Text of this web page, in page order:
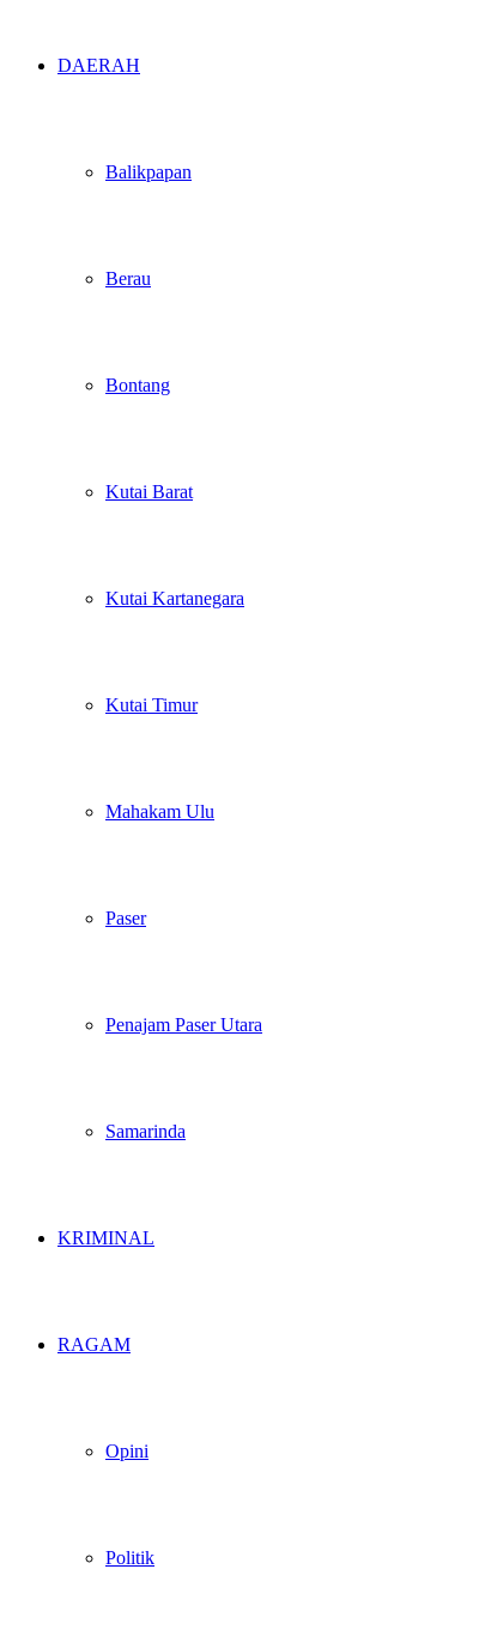
DAERAH
Balikpapan
Berau
Bontang
Kutai Barat
Kutai Kartanegara
Kutai Timur
Mahakam Ulu
Paser
Penajam Paser Utara
Samarinda
KRIMINAL
RAGAM
Opini
Politik